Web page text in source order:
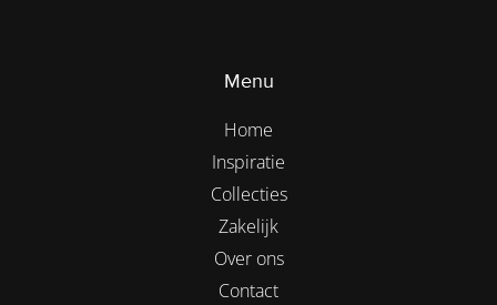
Menu
Home
Inspiratie
Collecties
Zakelijk
Over ons
Contact